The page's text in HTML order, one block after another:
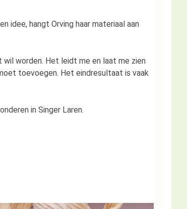
idee, hangt Orving haar materiaal aan
worden. Het leidt me en laat me zien
toevoegen. Het eindresultaat is vaak
in Singer Laren.